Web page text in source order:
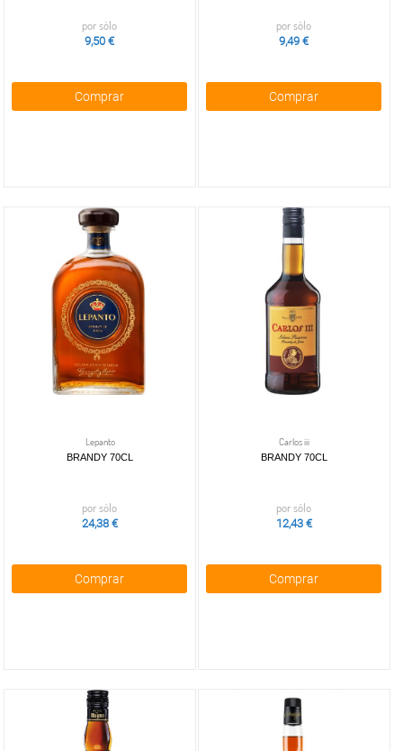
por sólo
9,50 €
Comprar
por sólo
9,49 €
Comprar
Lepanto
BRANDY 70CL
por sólo
24,38 €
Comprar
Carlos iii
BRANDY 70CL
por sólo
12,43 €
Comprar